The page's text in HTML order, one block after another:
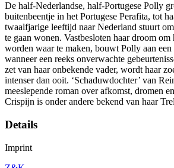
De half-Nederlandse, half-Portugese Polly
buitenbeentje in het Portugese Perafita, tot
twaalfjarige leeftijd naar Nederland stuurt
te gaan wonen. Vastbesloten haar droom om
worden waar te maken, bouwt Polly aan
wanneer een reeks onverwachte
zet van haar onbekende vader, wordt haar
intenser dan ooit. ‘Schaduwdochter’ van
meeslepende roman over afkomst, dromen
Crispijn is onder andere bekend van haar
Details
Imprint